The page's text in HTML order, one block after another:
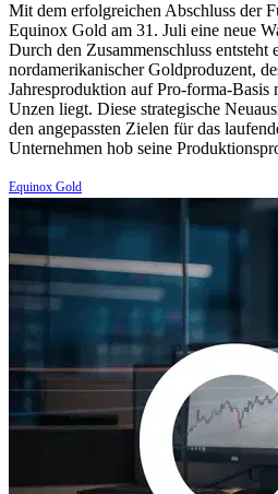
Mit dem erfolgreichen Abschluss der
Equinox Gold am 31. Juli eine neue
Durch den Zusammenschluss entsteht
nordamerikanischer Goldproduzent,
Jahresproduktion auf Pro-forma-
Unzen liegt. Diese strategische
den angepassten Zielen für das
Unternehmen hob seine
Equinox Gold